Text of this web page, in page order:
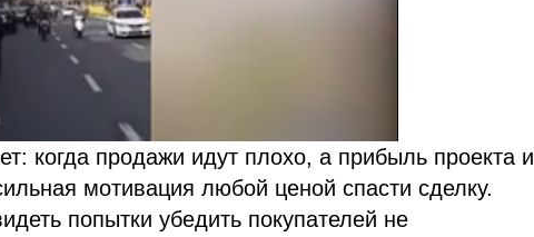
когда продажи идут плохо, а прибыль проекта и
мотивация любой ценой спасти сделку.
попытки убедить покупателей не